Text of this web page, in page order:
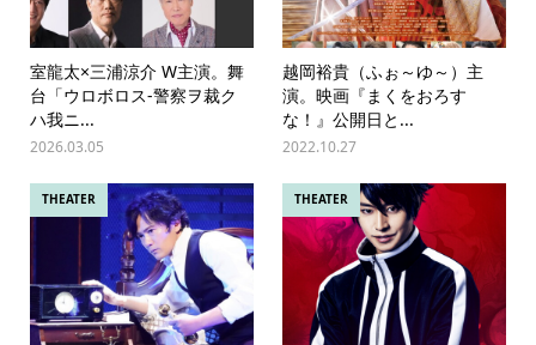
室龍太×三浦涼介 W主演。舞
台「ウロボロス‐警察ヲ裁ク
ハ我ニ...
2026.03.05
越岡裕貴（ふぉ～ゆ～）主
演。映画『まくをおろす
な！』公開日と...
2022.10.27
THEATER THEATER